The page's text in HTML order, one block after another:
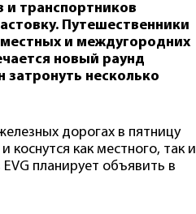
транспортников
Путешественники
и междугородних
новый раунд
несколько
дорогах в пятницу
коснутся как местного, так и
планирует объявить в